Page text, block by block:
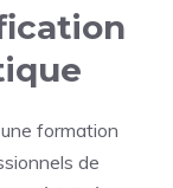
formation
de